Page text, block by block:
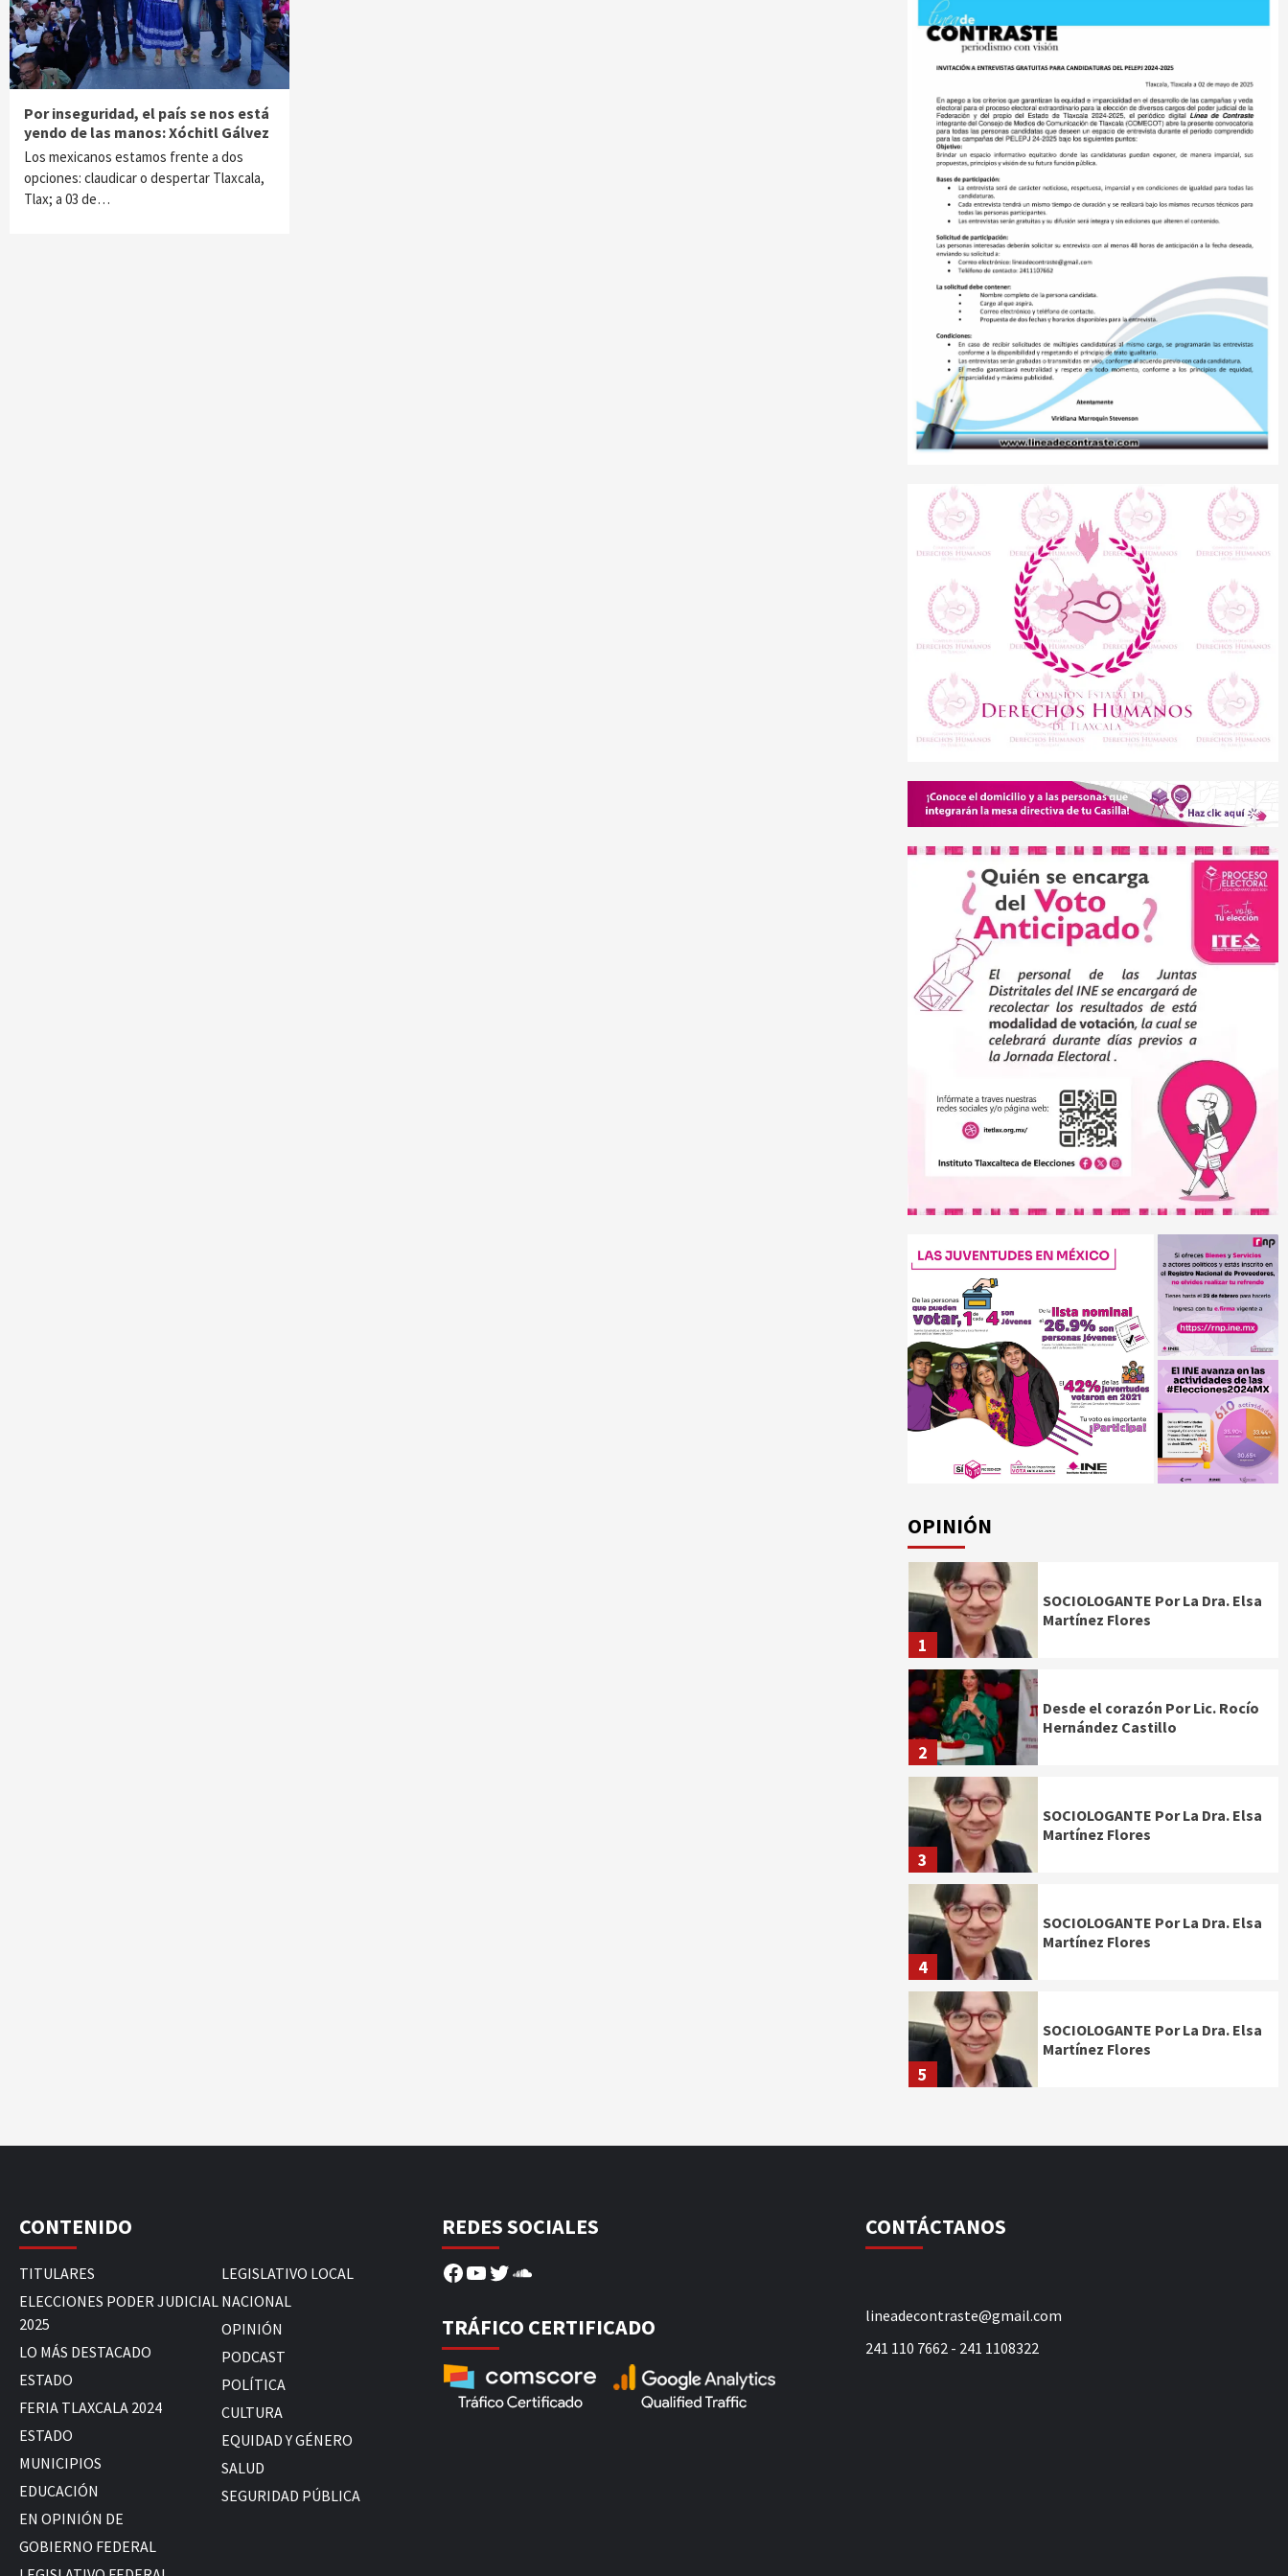
Por inseguridad, el país se nos está
yendo de las manos: Xóchitl Gálvez
Los mexicanos estamos frente a dos
opciones: claudicar o despertar Tlaxcala,
Tlax; a 03 de…
OPINIÓN
1
SOCIOLOGANTE Por La Dra. Elsa
Martínez Flores
2
Desde el corazón Por Lic. Rocío
Hernández Castillo
3
SOCIOLOGANTE Por La Dra. Elsa
Martínez Flores
4
SOCIOLOGANTE Por La Dra. Elsa
Martínez Flores
5
SOCIOLOGANTE Por La Dra. Elsa
Martínez Flores
CONTENIDO
TITULARES
ELECCIONES PODER JUDICIAL
2025
LO MÁS DESTACADO
ESTADO
FERIA TLAXCALA 2024
ESTADO
MUNICIPIOS
EDUCACIÓN
EN OPINIÓN DE
GOBIERNO FEDERAL
LEGISLATIVO LOCAL
NACIONAL
OPINIÓN
PODCAST
POLÍTICA
CULTURA
EQUIDAD Y GÉNERO
SALUD
SEGURIDAD PÚBLICA
REDES SOCIALES
Facebook
YouTube
Twitter
SoundCloud
TRÁFICO CERTIFICADO
CONTÁCTANOS
lineadecontraste@gmail.com
241 110 7662 - 241 1108322